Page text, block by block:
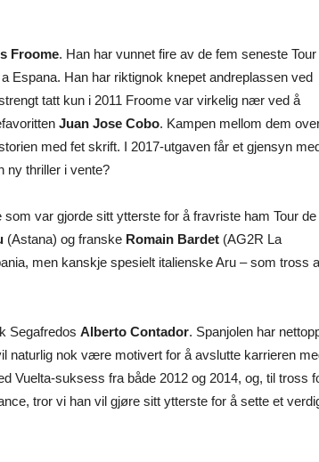
Froome. Han har vunnet fire av de fem seneste Tour
Espana. Han har riktignok knepet andreplassen ved
tatt kun i 2011 Froome var virkelig nær ved å
Juan Jose Cobo. Kampen mellom dem
med fet skrift. I 2017-utgaven får et gjensyn
ny thriller i vente?
var gjorde sitt ytterste for å fravriste ham Tour de
(Astana) og franske Romain Bardet (AG2R La
men kanskje spesielt italienske Aru – som tross
Segafredos Alberto Contador. Spanjolen har
naturlig nok være motivert for å avslutte karrieren
Vuelta-suksess fra både 2012 og 2014, og, til tross
tror vi han vil gjøre sitt ytterste for å sette et